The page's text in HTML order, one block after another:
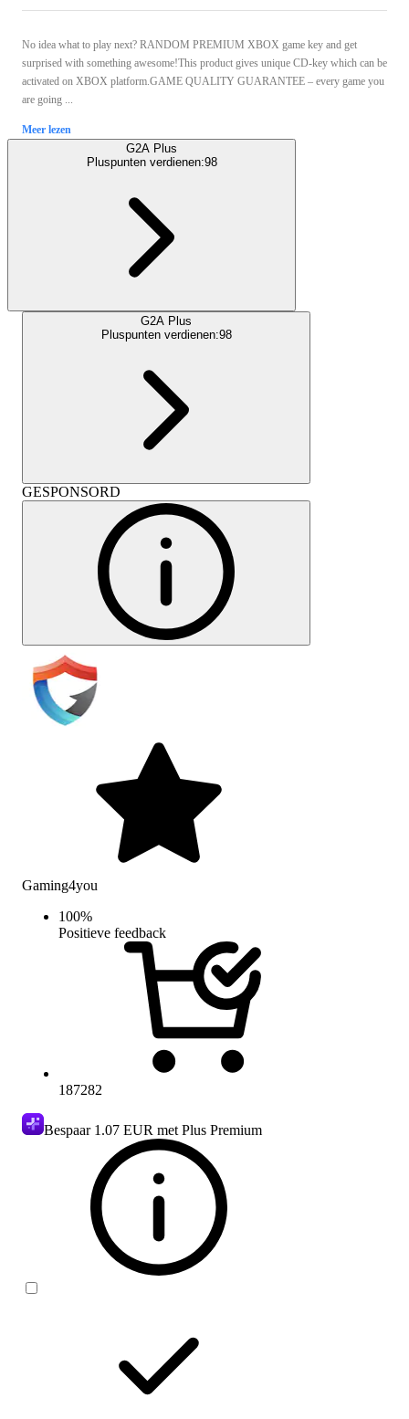
No idea what to play next? RANDOM PREMIUM XBOX game key and get
surprised with something awesome!This product gives unique CD-key which can be
activated on XBOX platform.GAME QUALITY GUARANTEE – every game you
are going ...
Meer lezen
G2A Plus
Pluspunten verdienen:98
G2A Plus
Pluspunten verdienen:98
GESPONSORD
Gaming4you
100%
Positieve feedback
187282
Bespaar 1.07 EUR met Plus Premium